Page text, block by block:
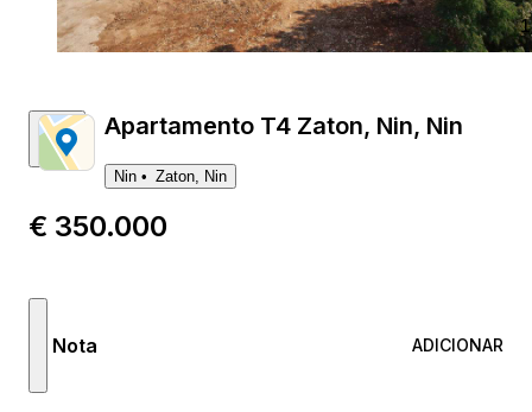
1
Apartamento T4 Zaton, Nin, Nin
Nin Zaton, Nin
€ 350.000
Nota ADICIONAR